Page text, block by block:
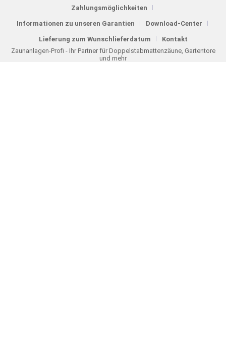
Zahlungsmöglichkeiten
Informationen zu unseren Garantien Download-Center
Lieferung zum Wunschlieferdatum
Kontakt
Zaunanlagen-Profi - Ihr Partner für Doppelstabmattenzäune, Gartentore
und mehr